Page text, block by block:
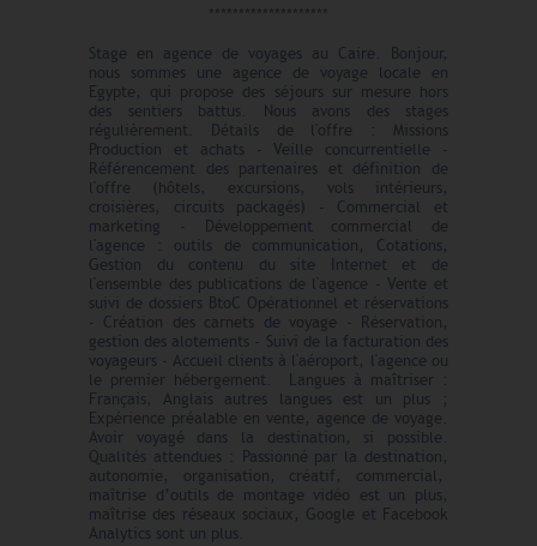
Stage en agence de voyages au Caire. Bonjour,
nous sommes une agence de voyage locale en
Egypte, qui propose des séjours sur mesure hors
des sentiers battus. Nous avons des stages
régulièrement. Détails de l'offre : Missions
Production et achats - Veille concurrentielle -
Référencement des partenaires et définition de
l'offre (hôtels, excursions, vols intérieurs,
croisières, circuits packagés) - Commercial et
marketing - Développement commercial de
l'agence : outils de communication, Cotations,
Gestion du contenu du site Internet et de
l'ensemble des publications de l'agence - Vente et
suivi de dossiers BtoC Opérationnel et réservations
- Création des carnets de voyage - Réservation,
gestion des alotements - Suivi de la facturation des
voyageurs - Accueil clients à l'aéroport, l'agence ou
le premier hébergement. Langues à maîtriser :
Français, Anglais autres langues est un plus ;
Expérience préalable en vente, agence de voyage.
Avoir voyagé dans la destination, si possible.
Qualités attendues : Passionné par la destination,
autonomie, organisation, créatif, commercial,
maîtrise d’outils de montage vidéo est un plus,
maîtrise des réseaux sociaux, Google et Facebook
Analytics sont un plus.